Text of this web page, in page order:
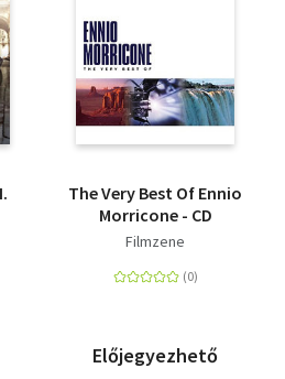
The Very Best Of Ennio
Morricone - CD
Filmzene
Előjegyezhető